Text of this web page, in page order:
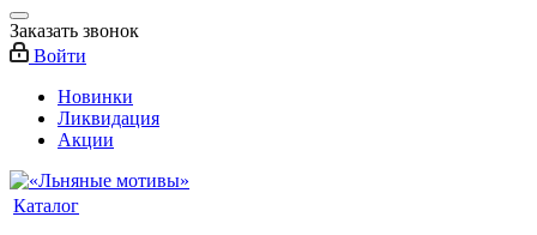
Заказать звонок
Войти
Новинки
Ликвидация
Акции
Каталог